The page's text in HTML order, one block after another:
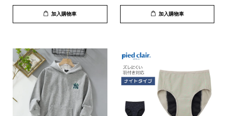
加入購物車 加入購物車